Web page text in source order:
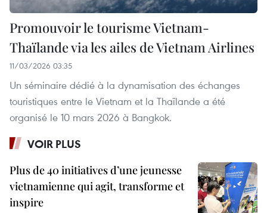
Promouvoir le tourisme Vietnam-
Thaïlande via les ailes de Vietnam Airlines
11/03/2026 03:35
Un séminaire dédié à la dynamisation des échanges
touristiques entre le Vietnam et la Thaïlande a été
organisé le 10 mars 2026 à Bangkok.
VOIR PLUS
Plus de 40 initiatives d’une jeunesse
vietnamienne qui agit, transforme et
inspire